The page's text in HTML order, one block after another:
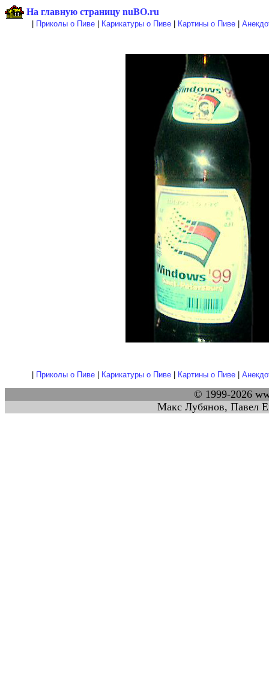
На главную страницу nuBO.ru
Приколы о Пиве| Карикатуры о Пиве| Картины о Пиве
Приколы о Пиве| Карикатуры о Пиве| Картины о Пиве
© 1999-2026
Макс Лубянов, Павел